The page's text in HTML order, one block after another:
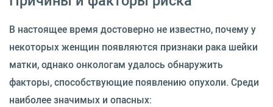
В настоящее время достоверно не известно, почему у
некоторых женщин появляются признаки рака шейки
матки, однако онкологам удалось обнаружить
факторы, способствующие появлению опухоли. Среди
наиболее значимых и опасных: